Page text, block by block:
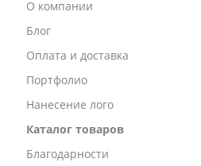
О компании
Блог
Оплата и доставка
Портфолио
Нанесение лого
Каталог товаров
Благодарности